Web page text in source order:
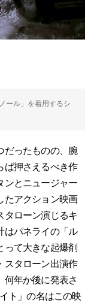
ール」を着用するシ
ったものの、腕
ば押さえるべき作
ンとニュージャー
たアクション映画
タローン演じるキ
はパネライの「ル
って大きな起爆剤
スタローン出演作
何年か後に発表さ
ト」の名はこの映